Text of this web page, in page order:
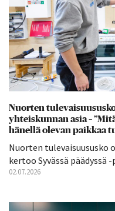
Nuorten
yhteiskunnan asia –
hänellä olevan paikkaa
Nuorten tulevaisuususko
kertoo Syvässä päädyssä
02.07.2026